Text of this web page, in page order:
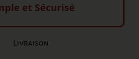
et Sécurisé
Livraison